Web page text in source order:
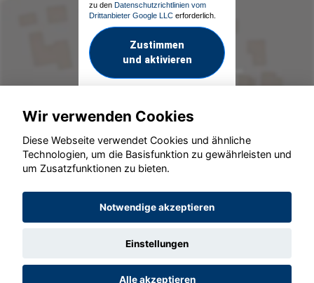
zu den Datenschutzrichtlinien vom
Drittanbieter Google LLC erforderlich.
Zustimmen
und aktivieren
© konjunkturmotor.de GmbH 2020 - 2026
Wir verwenden Cookies
Diese Webseite verwendet Cookies und ähnliche
Technologien, um die Basisfunktion zu gewährleisten und
um Zusatzfunktionen zu bieten.
Notwendige akzeptieren
Einstellungen
Alle akzeptieren